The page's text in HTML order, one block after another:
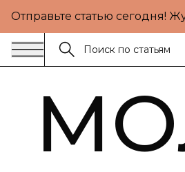
Отправьте статью сегодня!